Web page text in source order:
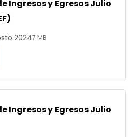
Ingresos y Egresos Julio
20247 MB
Ingresos y Egresos Julio